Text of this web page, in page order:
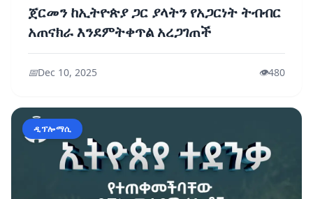
ጀርመን ከኢትዮጵያ ጋር ያላትን የአጋርነት ትብብር
አጠናክራ እንደምትቀጥል አረጋገጠች
📅Dec 10, 2025 👁️480
ዲፕሎማሲ